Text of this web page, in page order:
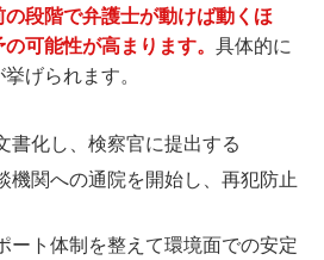
段階で弁護士が動けば動くほ
可能性が高まります。具体的に
げられます。
書化し、検察官に提出する
機関への通院を開始し、再犯防止
ート体制を整えて環境面での安定